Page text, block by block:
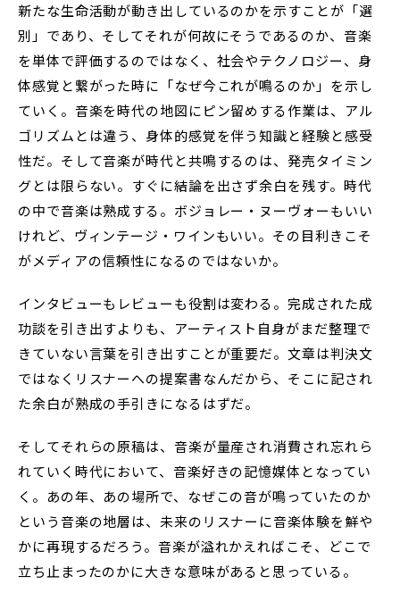
新たな生命活動が動き出しているのかを示すことが「選
別」であり、そしてそれが何故にそうであるのか、音楽
を単体で評価するのではなく、社会やテクノロジー、身
体感覚と繋がった時に「なぜ今これが鳴るのか」を示し
ていく。音楽を時代の地図にピン留めする作業は、アル
ゴリズムとは違う、身体的感覚を伴う知識と経験と感受
性だ。そして音楽が時代と共鳴するのは、発売タイミン
グとは限らない。すぐに結論を出さず余白を残す。時代
の中で音楽は熟成する。ボジョレー・ヌーヴォーもいい
けれど、ヴィンテージ・ワインもいい。その目利きこそ
がメディアの信頼性になるのではないか。
インタビューもレビューも役割は変わる。完成された成
功談を引き出すよりも、アーティスト自身がまだ整理で
きていない言葉を引き出すことが重要だ。文章は判決文
ではなくリスナーへの提案書なんだから、そこに記され
た余白が熟成の手引きになるはずだ。
そしてそれらの原稿は、音楽が量産され消費され忘れら
れていく時代において、音楽好きの記憶媒体となってい
く。あの年、あの場所で、なぜこの音が鳴っていたのか
という音楽の地層は、未来のリスナーに音楽体験を鮮や
かに再現するだろう。音楽が溢れかえればこそ、どこで
立ち止まったのかに大きな意味があると思っている。